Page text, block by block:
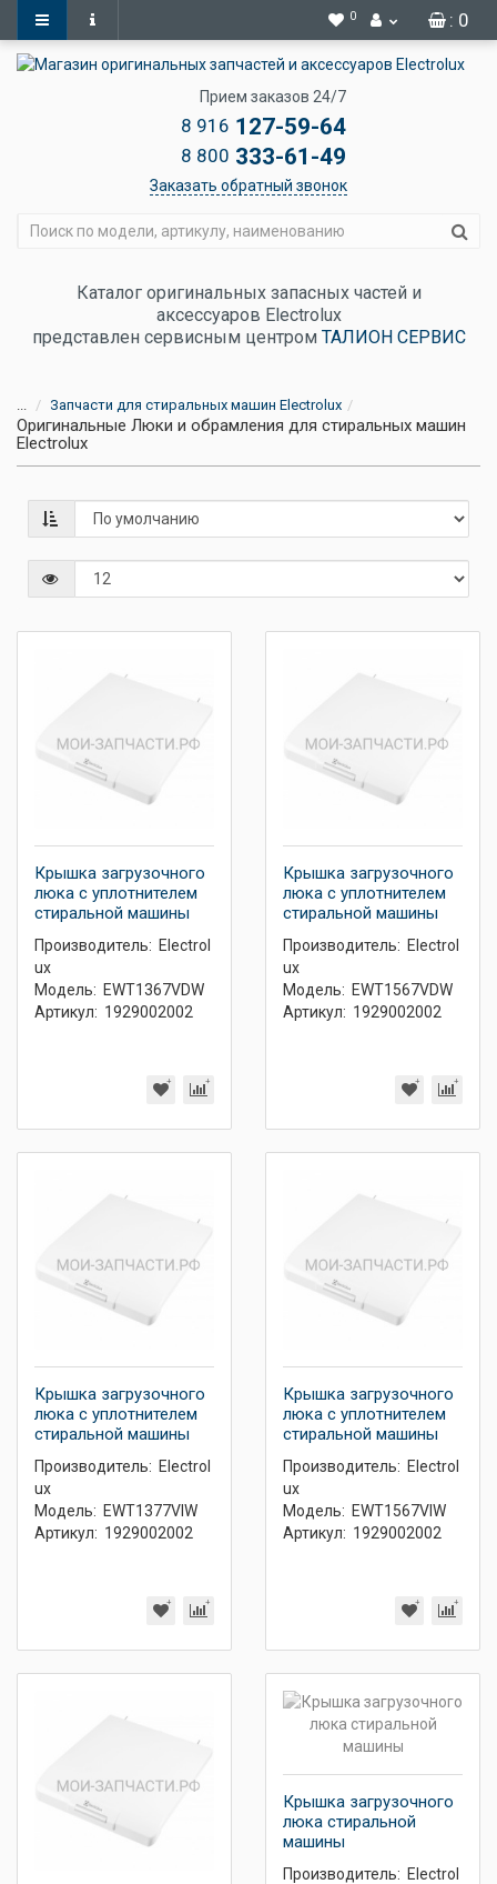
: 0
0
Прием заказов 24/7
8 916 127-59-64
8 800 333-61-49
Заказать обратный звонок
Каталог оригинальных запасных частей и
аксессуаров Electrolux
представлен сервисным центром ТАЛИОН СЕРВИС
... Запчасти для стиральных машин Electrolux
Оригинальные Люки и обрамления для стиральных машин
Electrolux
Крышка загрузочного
люка с уплотнителем
стиральной машины
Производитель: Electrol
ux
Модель: EWT1367VDW
Артикул: 1929002002
Крышка загрузочного
люка с уплотнителем
стиральной машины
Производитель: Electrol
ux
Модель: EWT1567VDW
Артикул: 1929002002
Крышка загрузочного
люка с уплотнителем
стиральной машины
Производитель: Electrol
ux
Модель: EWT1377VIW
Артикул: 1929002002
Крышка загрузочного
люка с уплотнителем
стиральной машины
Производитель: Electrol
ux
Модель: EWT1567VIW
Артикул: 1929002002
Крышка загрузочного
люка стиральной
машины
Производитель: Electrol